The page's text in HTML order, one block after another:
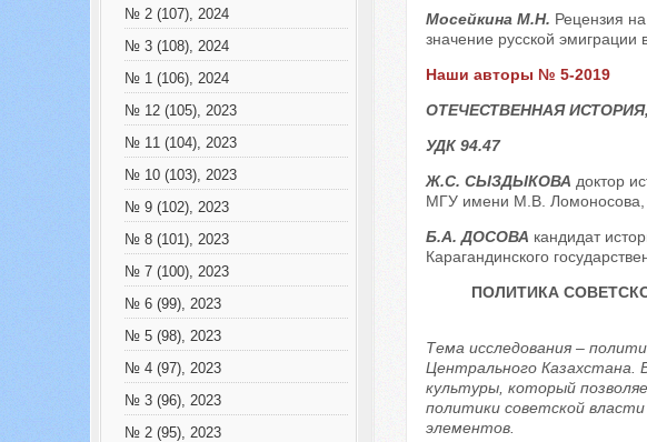
№ 2 (107), 2024
№ 3 (108), 2024
№ 1 (106), 2024
№ 12 (105), 2023
№ 11 (104), 2023
№ 10 (103), 2023
№ 9 (102), 2023
№ 8 (101), 2023
№ 7 (100), 2023
№ 6 (99), 2023
№ 5 (98), 2023
№ 4 (97), 2023
№ 3 (96), 2023
№ 2 (95), 2023
Мосейкина М.Н. Рецензия
значение русской эмиграции
Наши авторы № 5-2019
ОТЕЧЕСТВЕННАЯ
УДК 94.47
Ж.С. СЫЗДЫКОВА доктор
МГУ имени М.В. Ломоносова,
Б.А. ДОСОВА кандидат
Карагандинского
ПОЛИТИКА
Тема исследования –
Центрального Казахстана.
культуры, который
политики советской
элементов.